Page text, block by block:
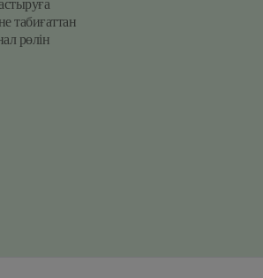
табиғаттан
рөлін